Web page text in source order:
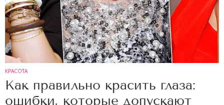
КРАСОТА
Как правильно красить глаза:
ошибки, которые допускают